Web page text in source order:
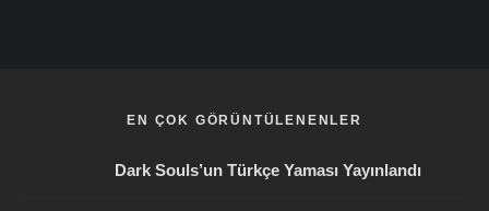
EN ÇOK GÖRÜNTÜLENENLER
Dark Souls’un Türkçe Yaması Yayınlandı